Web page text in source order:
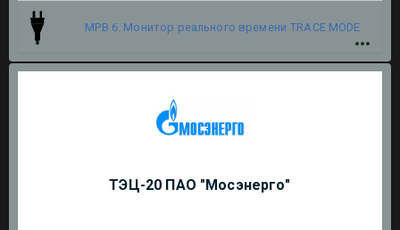
МРВ 6. Монитор реального времени TRACE MODE
ТЭЦ-20 ПАО "Мосэнерго"